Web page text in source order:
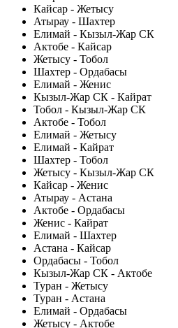
Кайсар - Жетысу
Атырау - Шахтер
Елимай - Кызыл-Жар СК
Актобе - Кайсар
Жетысу - Тобол
Шахтер - Ордабасы
Елимай - Женис
Кызыл-Жар СК - Кайрат
Тобол - Кызыл-Жар СК
Актобе - Тобол
Елимай - Жетысу
Елимай - Кайрат
Шахтер - Тобол
Жетысу - Кызыл-Жар СК
Кайсар - Женис
Атырау - Астана
Актобе - Ордабасы
Женис - Кайрат
Елимай - Шахтер
Астана - Кайсар
Ордабасы - Тобол
Кызыл-Жар СК - Актобе
Туран - Жетысу
Туран - Астана
Елимай - Ордабасы
Жетысу - Актобе